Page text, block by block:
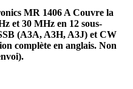
MR 1406 A Couvre la
et 30 MHz en 12 sous-
(A3A, A3H, A3J) et CW
complète en anglais. Non